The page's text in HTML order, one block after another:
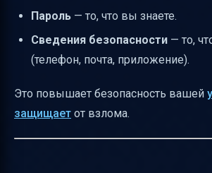
Пароль — то, что вы знаете.
Сведения безопасности — то,
(телефон, почта, приложение).
Это повышает безопасность вашей
защищает от взлома.